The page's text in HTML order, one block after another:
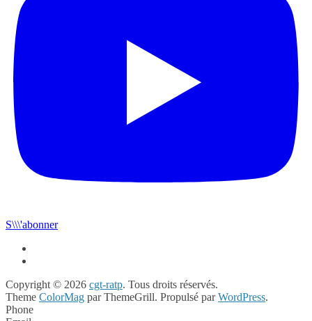
S\\\'abonner
Copyright © 2026 cgt-ratp. Tous droits réservés.
Theme ColorMag par ThemeGrill. Propulsé parWordPress.
Phone